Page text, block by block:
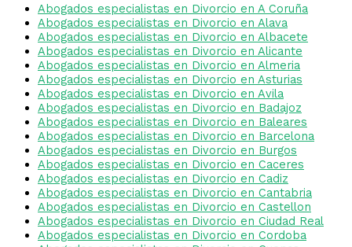
Abogados especialistas en Divorcio en A Coruña
Abogados especialistas en Divorcio en Alava
Abogados especialistas en Divorcio en Albacete
Abogados especialistas en Divorcio en Alicante
Abogados especialistas en Divorcio en Almeria
Abogados especialistas en Divorcio en Asturias
Abogados especialistas en Divorcio en Avila
Abogados especialistas en Divorcio en Badajoz
Abogados especialistas en Divorcio en Baleares
Abogados especialistas en Divorcio en Barcelona
Abogados especialistas en Divorcio en Burgos
Abogados especialistas en Divorcio en Caceres
Abogados especialistas en Divorcio en Cadiz
Abogados especialistas en Divorcio en Cantabria
Abogados especialistas en Divorcio en Castellon
Abogados especialistas en Divorcio en Ciudad Real
Abogados especialistas en Divorcio en Cordoba